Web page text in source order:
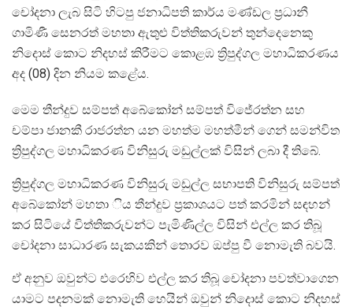
චෝදනා ලැබ සිටි හිටපු ජනාධිපති කාර්ය මණ්ඩල ප්‍රධානී
ගාමිණී සෙනරත් මහතා ඇතුළු විත්තිකරුවන් තුන්දෙනෙකු
නිදොස් කොට නිදහස් කිරීමට කොළඹ ත්‍රිපුද්ගල මහාධිකරණය
අද (08) දින නියම කළේය.
මෙම තීන්දුව සම්පත් අබේකෝන් සම්පත් විජේරත්න සහ
චම්පා ජානකී රාජරත්න යන මහත්ම මහත්මීන් ගෙන් සමන්විත
ත්‍රිපුද්ගල මහාධිකරණ විනිසුරු මඩුල්ලක් විසින් ලබා දී තිබේ.
ත්‍රිපුද්ගල මහාධිකරණ විනිසුරු මඩුල්ල සභාපති විනිසුරු සම්පත්
අබේකෝන් මහතා ිය තීන්දුව ප්‍රකාශයට පත් කරමින් සඳහන්
කර සිටියේ විත්තිකරුවන්ට පැමිණිල්ල විසින් එල්ල කර තිබූ
චෝදනා සාධාරණ සැකයකින් තොරව ඔප්පු වී නොමැති බවයි.
ඒ අනුව ඔවුන්ට එරෙහිව එල්ල කර තිබූ චෝදනා පවත්වාගෙන
යාමට පදනමක් නොමැති හෙයින් ඔවුන් නිදොස් කොට නිදහස්